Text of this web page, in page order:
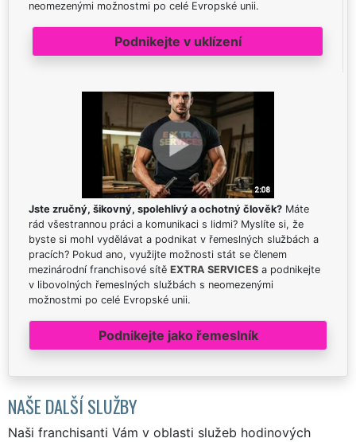
neomezenými možnostmi po celé Evropské unii.
Podnikejte v uklízení
Jste zručný, šikovný, spolehlivý a ochotný člověk? Máte
rád všestrannou práci a komunikaci s lidmi? Myslíte si, že
byste si mohl vydělávat a podnikat v řemeslných službách a
pracích? Pokud ano, využijte možnosti stát se členem
mezinárodní franchisové sítě EXTRA SERVICES a podnikejte
v libovolných řemeslných službách s neomezenými
možnostmi po celé Evropské unii.
Podnikejte jako řemeslník
NAŠE DALŠÍ SLUŽBY
Naši franchisanti Vám v oblasti služeb hodinových